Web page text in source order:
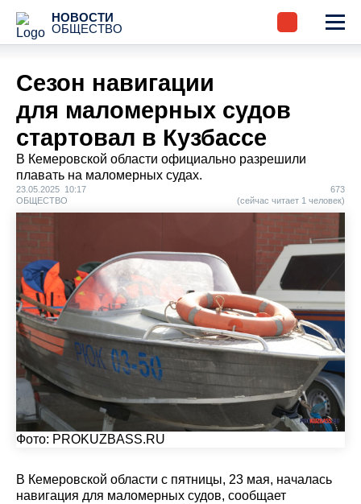
НОВОСТИ
ОБЩЕСТВО
Сезон навигации
для маломерных судов
стартовал в Кузбассе
В Кемеровской области официально разрешили
плавать на маломерных судах.
23.05.2025 10:17
ОБЩЕСТВО
673
(сейчас читает 1 человек)
Фото: PROKUZBASS.RU
В Кемеровской области с пятницы, 23 мая, началась
навигация для маломерных судов, сообщает